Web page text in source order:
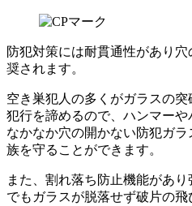
防犯対策には耐貫通性があり
奨されます。
空き巣犯人の多くがガラスの
犯行を諦めるので、ハンマー
なかなか穴の開かない防犯ガ
族を守ることができます。
また、割れ落ち防止機能があ
でもガラスが脱落せず破片の飛